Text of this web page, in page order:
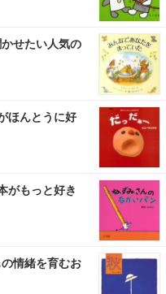
せたい人気の
ほんとうに好
がもっと好き
情緒を育むお